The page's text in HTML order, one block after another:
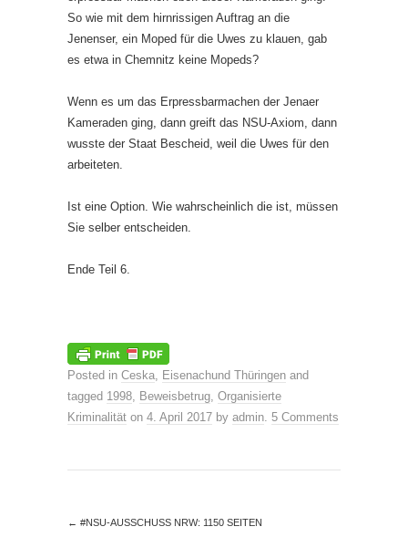
So wie mit dem hirnrissigen Auftrag an die
Jenenser, ein Moped für die Uwes zu klauen, gab
es etwa in Chemnitz keine Mopeds?
Wenn es um das Erpressbarmachen der Jenaer
Kameraden ging, dann greift das NSU-Axiom, dann
wusste der Staat Bescheid, weil die Uwes für den
arbeiteten.
Ist eine Option. Wie wahrscheinlich die ist, müssen
Sie selber entscheiden.
Ende Teil 6.
Posted in Ceska, Eisenachund Thüringen and
tagged 1998, Beweisbetrug, Organisierte
Kriminalität on 4. April 2017 by admin. 5 Comments
← #NSU-AUSSCHUSS NRW: 1150 SEITEN